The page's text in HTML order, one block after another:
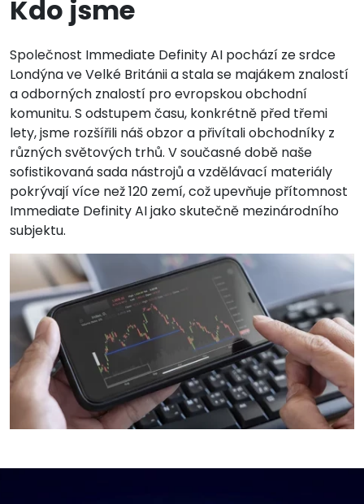
Kdo jsme
Společnost Immediate Definity AI pochází ze srdce
Londýna ve Velké Británii a stala se majákem znalostí
a odborných znalostí pro evropskou obchodní
komunitu. S odstupem času, konkrétně před třemi
lety, jsme rozšířili náš obzor a přivítali obchodníky z
různých světových trhů. V současné době naše
sofistikovaná sada nástrojů a vzdělávací materiály
pokrývají více než 120 zemí, což upevňuje přítomnost
Immediate Definity AI jako skutečně mezinárodního
subjektu.